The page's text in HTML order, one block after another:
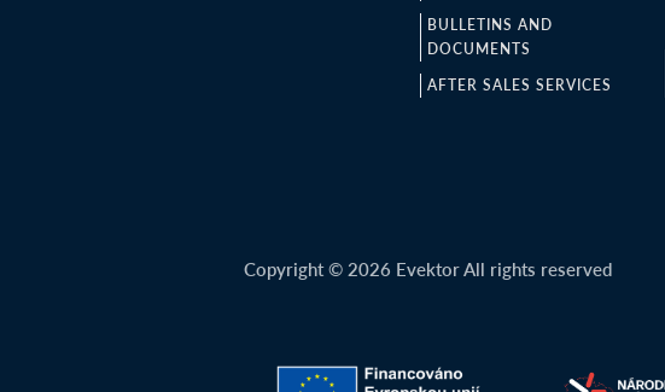
BULLETINS AND
DOCUMENTS
AFTER SALES SERVICES
Copyright © 2026 Evektor All rights reserved